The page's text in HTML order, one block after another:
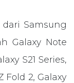
Samsung
Galaxy Note
S21 Series,
Fold 2, Galaxy